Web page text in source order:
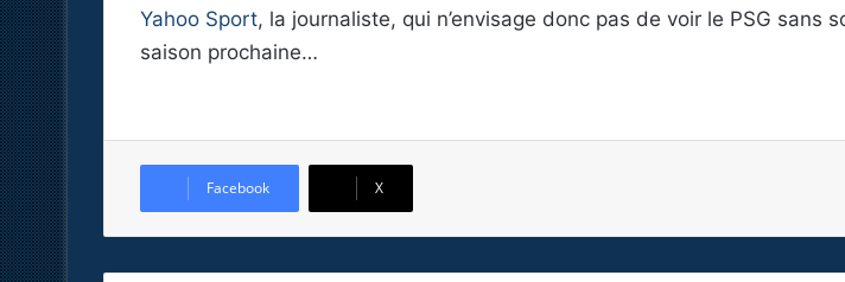
Yahoo Sport, la journaliste, qui n’envisage donc pas de voir le PSG sans
saison prochaine…
Facebook X